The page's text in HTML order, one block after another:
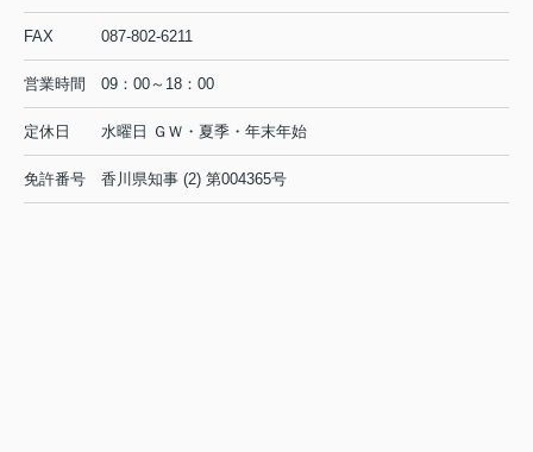
FAX 087-802-6211
営業時間 09：00～18：00
定休日 水曜日 ＧＷ・夏季・年末年始
免許番号 香川県知事 (2) 第004365号